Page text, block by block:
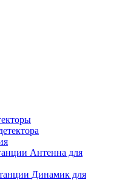
Антенна для
Динамик для